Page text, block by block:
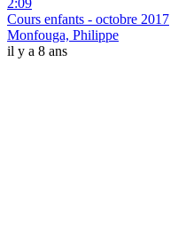
2:09
Cours enfants - octobre 2017
Monfouga, Philippe
il y a 8 ans